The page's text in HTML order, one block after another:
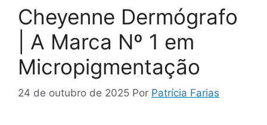
Cheyenne Dermógrafo
| A Marca Nº 1 em
Micropigmentação
24 de outubro de 2025 Por Patrícia Farias